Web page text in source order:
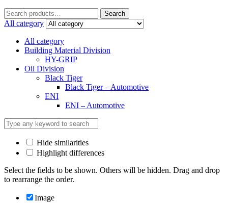
Search
for:
Search
All category
All category
Building Material Division
HY-GRIP
Oil Division
Black Tiger
Black Tiger – Automotive
ENI
ENI – Automotive
Hide similarities
Highlight differences
Select the fields to be shown. Others will be hidden. Drag and drop
to rearrange the order.
Image